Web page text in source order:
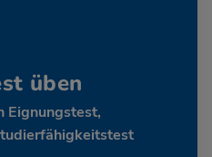
üben
Eignungstest,